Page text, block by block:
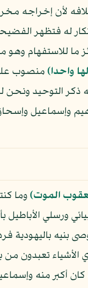
لأن إخراجه مخرج
له فتظهر
ما للاستفهام
واحدا﴾ منصوب
ذكر التوحيد
وإسماعيل
الموت﴾ وما
ورسلي الأباطيل
بنيه باليهودية
الأشياء تعبدون
أكبر منه